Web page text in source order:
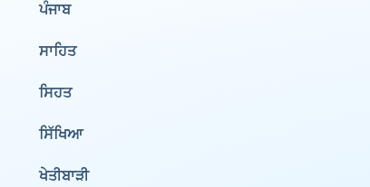
ਪੰਜਾਬ
ਸਾਹਿਤ
ਸਿਹਤ
ਸਿੱਖਿਆ
ਖੇਤੀਬਾੜੀ